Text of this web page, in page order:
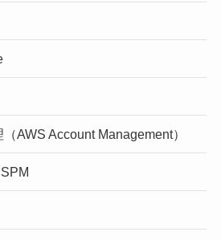
AWS Account Management）